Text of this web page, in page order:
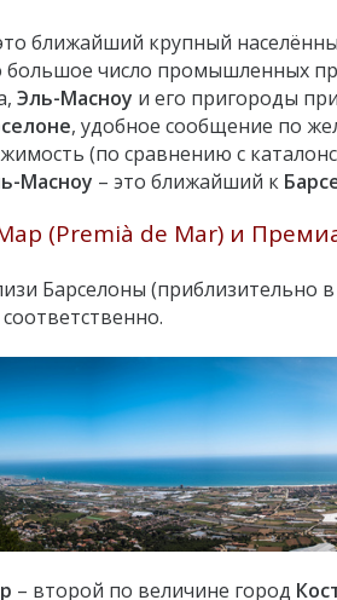
ближайший крупный
большое число промышленных
Эль-Масноу и его пригороды
, удобное сообщение по
(по сравнению с
Масноу – это ближайший к
(Premià de Mar) и
Барселоны (приблизительно
– второй по величине город